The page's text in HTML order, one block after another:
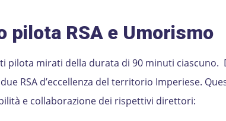
pilota RSA e Umorismo
pilota mirati della durata di 90 minuti ciascuno.
RSA d’eccellenza del territorio Imperiese.
e collaborazione dei rispettivi direttori: